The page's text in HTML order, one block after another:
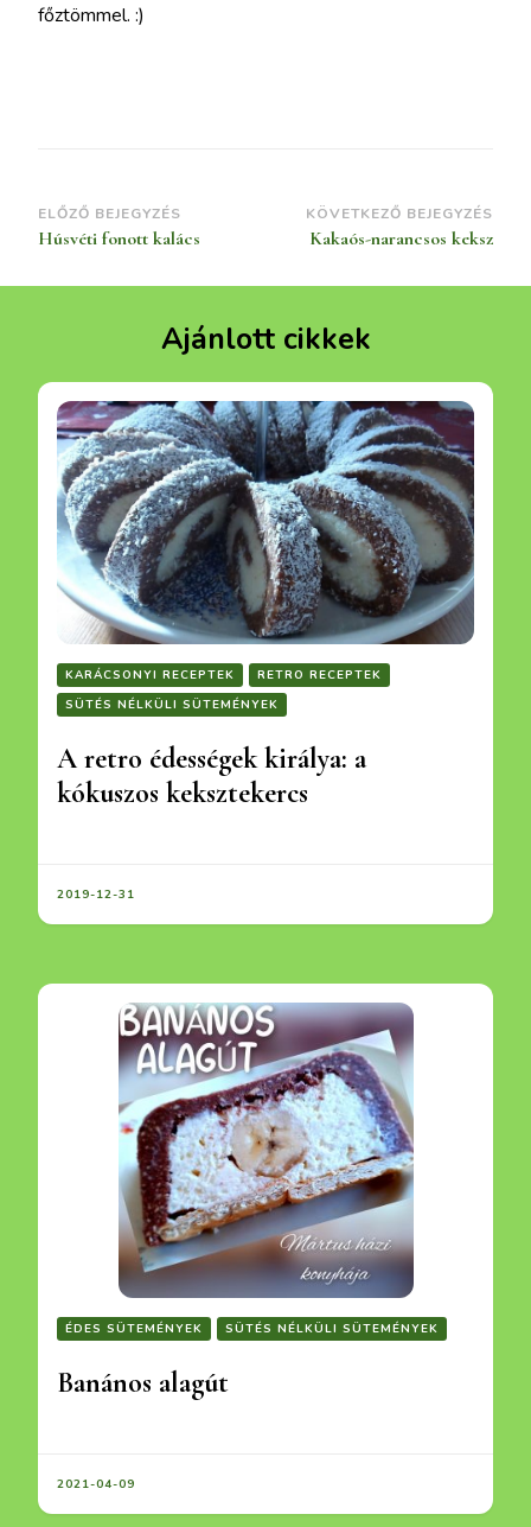
főztömmel. :)
Bejegyzések
navigációja
ELŐZŐ BEJEGYZÉS
Húsvéti fonott kalács
KÖVETKEZŐ BEJEGYZÉS
Kakaós-narancsos keksz
Ajánlott cikkek
KARÁCSONYI RECEPTEK
RETRO RECEPTEK
SÜTÉS NÉLKÜLI SÜTEMÉNYEK
A retro édességek királya: a
kókuszos keksztekercs
2019-12-31
ÉDES SÜTEMÉNYEK SÜTÉS NÉLKÜLI SÜTEMÉNYEK
Banános alagút
2021-04-09